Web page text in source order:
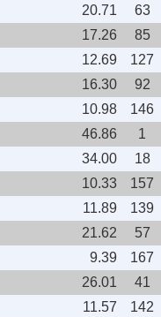
20.71
63
17.26
85
12.69
127
16.30
92
10.98
146
46.86
1
34.00
18
10.33
157
11.89
139
21.62
57
9.39
167
26.01
41
11.57
142